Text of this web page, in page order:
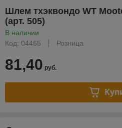
Шлем тхэквондо WT
(арт. 505)
В наличии
Код: 04465
Розница
81,40 руб.